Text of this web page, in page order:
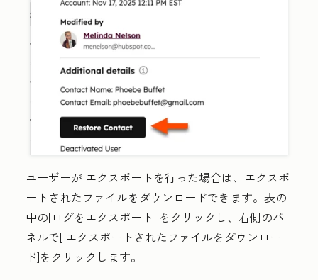
ユーザーが エクスポートを行った場合は、エクスポ
ートされたファイルをダウンロードできます。表の
中の[ログをエクスポート ]をクリックし、右側のパ
ネルで[ エクスポートされたファイルをダウンロー
ド]をクリックします。